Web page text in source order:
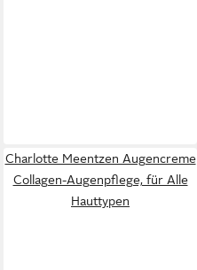
Charlotte Meentzen Augencreme
Collagen-Augenpflege, für Alle
Hauttypen